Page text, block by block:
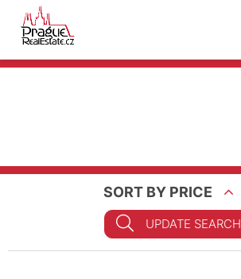
SORT BY PRICE
UPDATE SEARCH